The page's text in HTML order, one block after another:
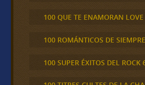
100 QUE TE ENAMORAN LOVE
100 ROMÁNTICOS DE SIEMPRE
100 SUPER ÉXITOS DEL ROCK